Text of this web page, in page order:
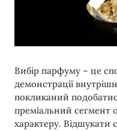
Вибір парфуму – це
демонстрації
покликаний
преміальний сегмент
характеру. Відшукати